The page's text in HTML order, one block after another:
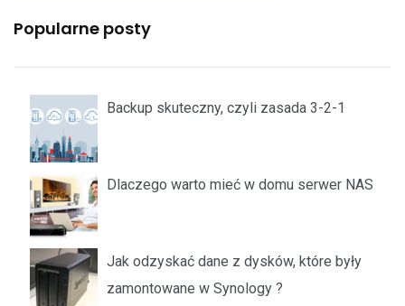
Popularne posty
Backup skuteczny, czyli zasada 3-2-1
Dlaczego warto mieć w domu serwer NAS
Jak odzyskać dane z dysków, które były
zamontowane w Synology ?